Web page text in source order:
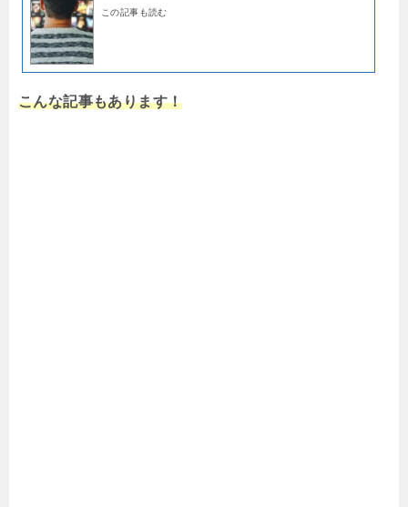
この記事も読む
こんな記事もあります！